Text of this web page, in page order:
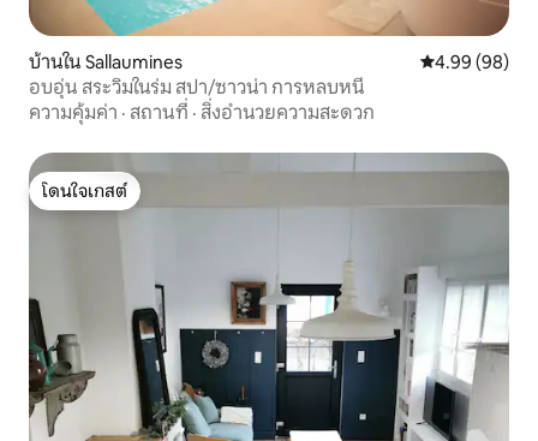
บ้านใน Sallaumines คะแนนเฉลี่ย
4.99 (98)
อบอุ่น สระวิมในร่ม สปา/ซาวน่า การหลบหนี
ความคุ้มค่า · สถานที่ · สิ่งอำนวยความสะดวก
โดนใจเกสต์
โดนใจเกสต์